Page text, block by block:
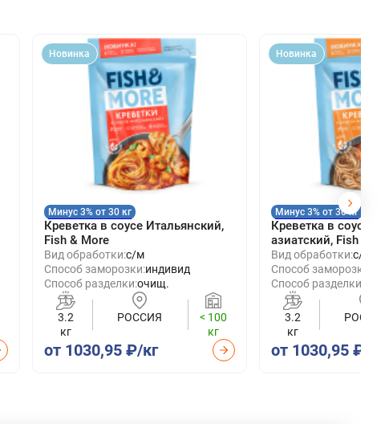
Новинка
Минус 3% от 30 кг
Креветка в соусе Итальянский,
Fish & More
Вид обработки:с/м
Способ заморозки:индивид
Способ разделки:очищ.
3.2
кг
РОССИЯ
< 100
кг
от 1030,95 ₽/кг
Новинка
Минус 3% от 30 кг
Креветка в соусе
азиатский, Fish &
Вид обработки:с/м
Способ заморозки:
Способ разделки:
3.2
кг
РОССИЯ
от 1030,95 ₽/кг